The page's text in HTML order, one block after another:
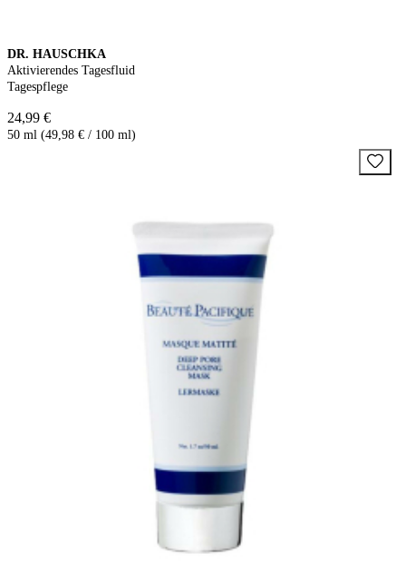
DR. HAUSCHKA
Aktivierendes Tagesfluid
Tagespflege
24,99 €
50 ml (49,98 € / 100 ml)